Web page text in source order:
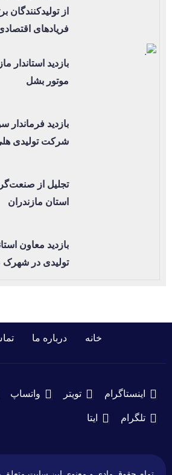
از تولیدکنندگان
فریادهای
بازدید استاندار
موتور بشل
بازدید فرماندار
شرکت تولیدی
تجلیل از
استان مازندران
بازدید معاون
تولیدی در
خانه درباره ما
اینستاگرام تویتر واتساپ
تلگرام ایتا